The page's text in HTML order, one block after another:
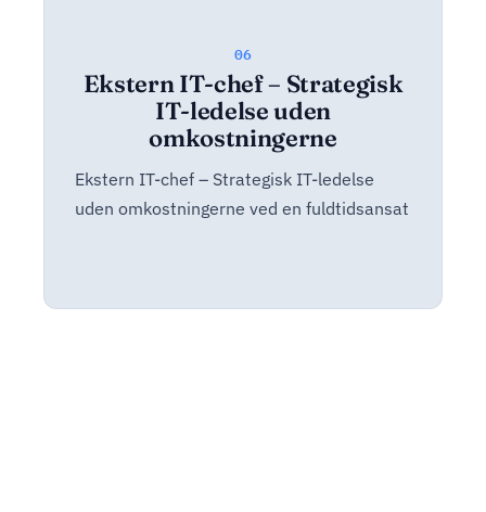
06
Ekstern IT-chef – Strategisk
IT-ledelse uden
omkostningerne
Ekstern IT-chef – Strategisk IT-ledelse
uden omkostningerne ved en fuldtidsansat